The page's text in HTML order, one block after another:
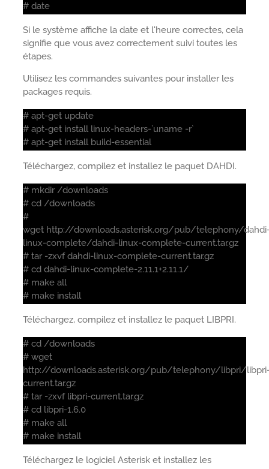
# date
Si le système affiche la date et l'heure correctes, cela
signifie que vous avez correctement suivi toutes les
étapes.
Utilisez les commandes suivantes pour installer les
packages requis.
# apt-get update
# apt-get install linux-headers-`uname -r`
# apt-get install build-essential
Téléchargez, compilez et installez le paquet DAHDI.
# mkdir /downloads
# cd /downloads
#
wget http://downloads.asterisk.org/pub/telephony/
linux-complete/dahdi-linux-complete-current.tar.gz
# tar -zxvf dahdi-linux-complete-current.tar.gz
# cd dahdi-linux-complete-2.11.1+2.11.1/
# make all
# make install
Téléchargez, compilez et installez le paquet LIBPRI.
# cd /downloads
# wget
http://downloads.asterisk.org/pub/telephony/libpri/
current.tar.gz
# tar -zxvf libpri-current.tar.gz
# cd libpri-1.6.0
# make all
# make install
Téléchargez le logiciel Asterisk et installez les